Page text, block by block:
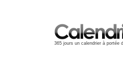
365 jours un calendrier à portée